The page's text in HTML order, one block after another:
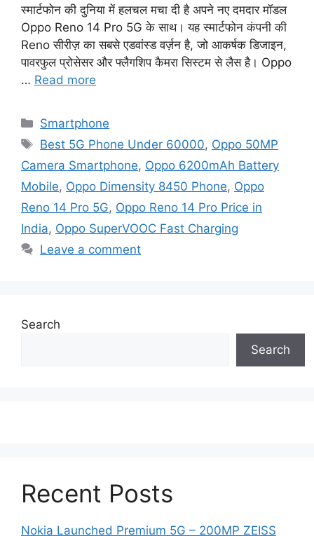
स्मार्टफोन की दुनिया में हलचल मचा दी है अपने नए दमदार मॉडल
Oppo Reno 14 Pro 5G के साथ। यह स्मार्टफोन कंपनी की
Reno सीरीज़ का सबसे एडवांस्ड वर्ज़न है, जो आकर्षक डिजाइन,
पावरफुल प्रोसेसर और फ्लैगशिप कैमरा सिस्टम से लैस है। Oppo
… Read more
Categories
Smartphone
Tags
Best 5G Phone Under 60000, Oppo 50MP
Camera Smartphone, Oppo 6200mAh Battery
Mobile, Oppo Dimensity 8450 Phone, Oppo
Reno 14 Pro 5G, Oppo Reno 14 Pro Price in
India, Oppo SuperVOOC Fast Charging
Leave a comment
Search
Search
Recent Posts
Nokia Launched Premium 5G – 200MP ZEISS